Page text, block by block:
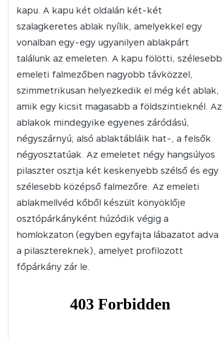
kapu. A kapu két oldalán két-két
szalagkeretes ablak nyílik, amelyekkel egy
vonalban egy-egy ugyanilyen ablakpárt
találunk az emeleten. A kapu fölötti, szélesebb
emeleti falmezőben nagyobb távközzel,
szimmetrikusan helyezkedik el még két ablak,
amik egy kicsit magasabb a földszintieknél. Az
ablakok mindegyike egyenes záródású,
négyszárnyú; alsó ablaktábláik hat-, a felsők
négyosztatúak. Az emeletet négy hangsúlyos
pilaszter osztja két keskenyebb szélső és egy
szélesebb középső falmezőre. Az emeleti
ablakmellvéd kőből készült könyöklője
osztópárkányként húzódik végig a
homlokzaton (egyben egyfajta lábazatot adva
a pilasztereknek), amelyet profilozott
főpárkány zár le.